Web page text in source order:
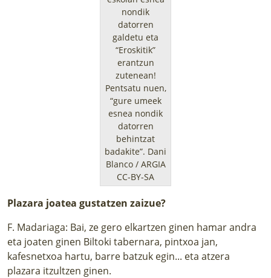
nondik
datorren
galdetu eta
“Eroskitik”
erantzun
zutenean!
Pentsatu nuen,
“gure umeek
esnea nondik
datorren
behintzat
badakite”. Dani
Blanco / ARGIA
CC-BY-SA
Plazara joatea gustatzen zaizue?
F. Madariaga: Bai, ze gero elkartzen ginen hamar andra
eta joaten ginen Biltoki tabernara, pintxoa jan,
kafesnetxoa hartu, barre batzuk egin... eta atzera
plazara itzultzen ginen.